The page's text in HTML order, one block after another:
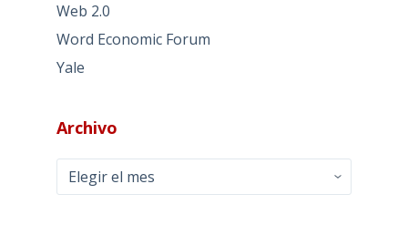
Web 2.0
Word Economic Forum
Yale
Archivo
Archivo